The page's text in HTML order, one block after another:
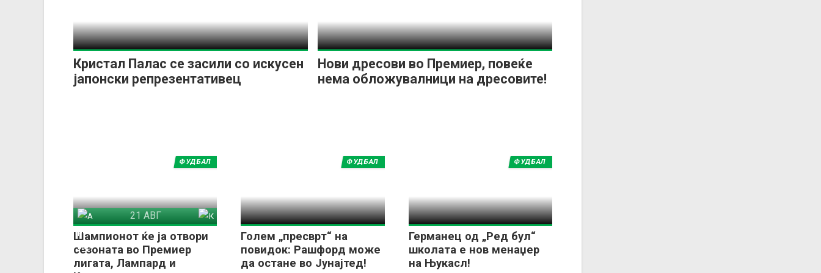
Кристал Палас се засили со искусен
јапонски репрезентативец
Нови дресови во Премиер, повеќе
нема обложувалници на дресовите!
Шампионот ќе ја отвори
сезоната во Премиер
лигата, Лампард и
ФУДБАЛ
21 АВГ
Голем „пресврт“ на
повидок: Рашфорд може
да остане во Јунајтед!
ФУДБАЛ
Германец од „Ред бул“
школата е нов менаџер
на Њукасл!
ФУДБАЛ